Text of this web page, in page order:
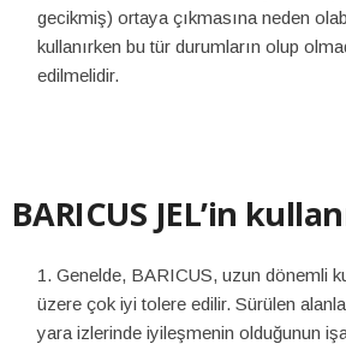
gecikmiş) ortaya çıkmasına neden
kullanırken bu tür durumların olup
edilmelidir.
BARICUS JEL’in
Genelde, BARICUS, uzun dönemli
üzere çok iyi tolere edilir. Sürülen
yara izlerinde iyileşmenin olduğunun